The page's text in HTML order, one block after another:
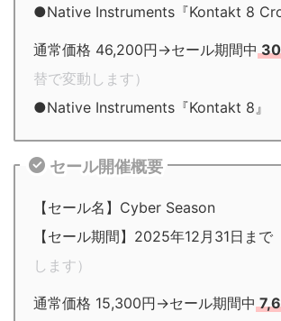
●Native Instruments『Kontakt 8
通常価格 46,200円→セール期間中
替で変動します）
●Native Instruments『Kontakt 8』
セール開催概要
【セール名】Cyber Season
【セール期間】2025年12月31日まで
します）
通常価格 15,300円→セール期間中